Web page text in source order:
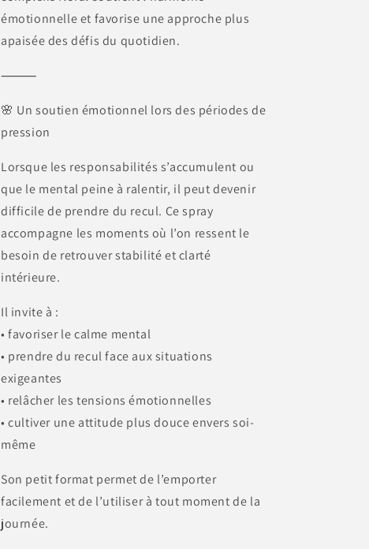
émotionnelle et favorise une approche plus
apaisée des défis du quotidien.
⸻
🌸 Un soutien émotionnel lors des périodes de
pression
Lorsque les responsabilités s’accumulent ou
que le mental peine à ralentir, il peut devenir
difficile de prendre du recul. Ce spray
accompagne les moments où l’on ressent le
besoin de retrouver stabilité et clarté
intérieure.
Il invite à :
• favoriser le calme mental
• prendre du recul face aux situations
exigeantes
• relâcher les tensions émotionnelles
• cultiver une attitude plus douce envers soi-
même
Son petit format permet de l’emporter
facilement et de l’utiliser à tout moment de la
journée.